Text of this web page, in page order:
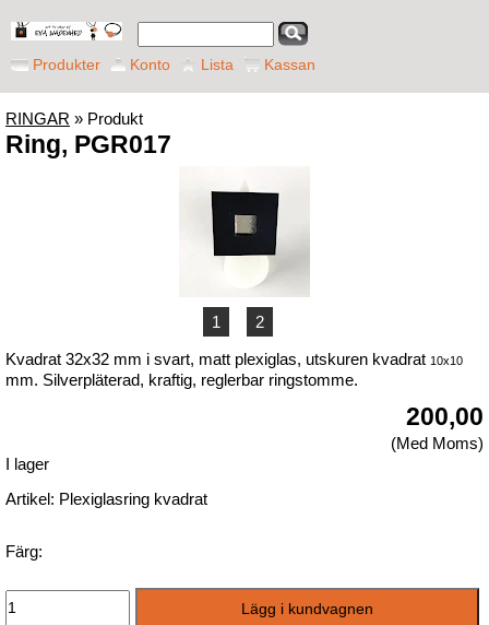
Produkter Konto Lista Kassan
RINGAR » Produkt
Ring, PGR017
1
2
Kvadrat 32x32 mm i svart, matt plexiglas, utskuren kvadrat 10x10
mm. Silverpläterad, kraftig, reglerbar ringstomme.
200,00
(Med Moms)
I lager
Artikel: Plexiglasring kvadrat
Färg: